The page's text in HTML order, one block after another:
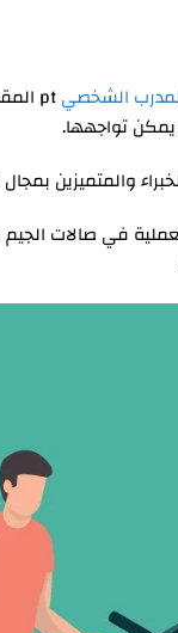
الشخصي
تواجهها.
والمتميزين
في صالات